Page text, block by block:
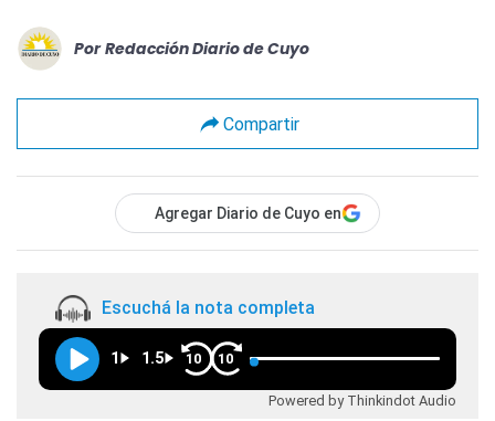
Por Redacción Diario de Cuyo
Compartir
Agregar Diario de Cuyo en
Escuchá la nota completa
1 1.5 10 10
Powered by Thinkindot Audio